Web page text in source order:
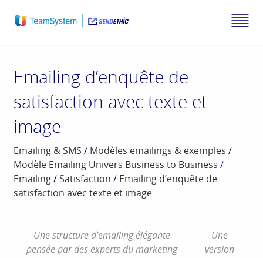
Emailing d’enquête de
satisfaction avec texte et
image
Emailing & SMS / Modèles emailings & exemples /
Modèle Emailing Univers Business to Business /
Emailing/ Satisfaction / Emailing d’enquête de
satisfaction avec texte et image
Une structure d’emailing élégante
pensée par des experts du marketing
Une
version